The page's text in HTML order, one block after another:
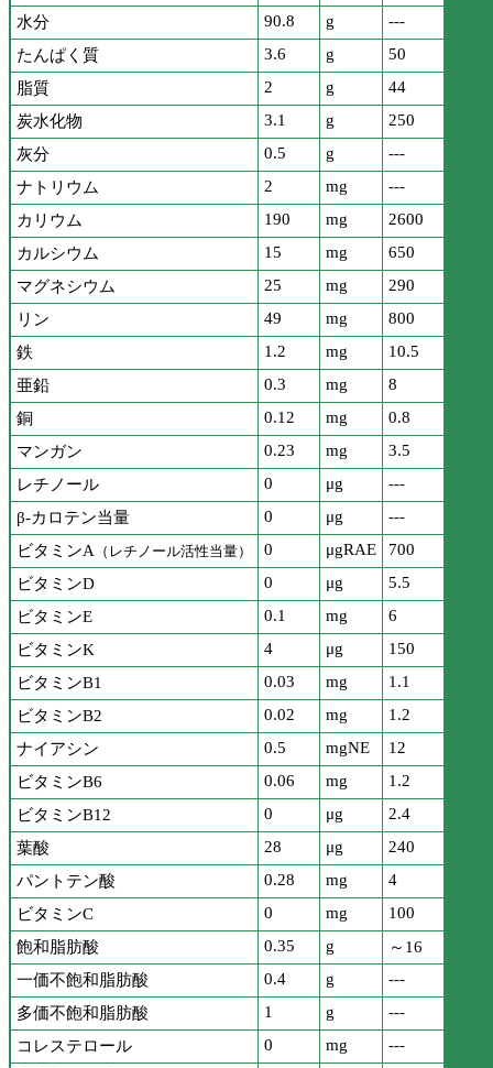
水分
90.8 g
---
たんぱく質
3.6 g
50
脂質
2 g
44
炭水化物
3.1 g
250
灰分
0.5 g
---
ナトリウム
2 mg
---
カリウム
190 mg
2600
カルシウム
15 mg
650
マグネシウム
25 mg
290
リン
49 mg
800
鉄
1.2 mg
10.5
亜鉛
0.3 mg
8
銅
0.12 mg
0.8
マンガン
0.23 mg
3.5
レチノール
0 μg
---
β-カロテン当量
0 μg
---
ビタミンA （レチノール活性当量） 0 μgRAE
700
ビタミンD
0 μg
5.5
ビタミンE
0.1 mg
6
ビタミンK
4 μg
150
ビタミンB1
0.03 mg
1.1
ビタミンB2
0.02 mg
1.2
ナイアシン
0.5 mgNE
12
ビタミンB6
0.06 mg
1.2
ビタミンB12
0 μg
2.4
葉酸
28 μg
240
パントテン酸
0.28 mg
4
ビタミンC
0 mg
100
飽和脂肪酸
0.35 g
～16
一価不飽和脂肪酸
0.4 g
---
多価不飽和脂肪酸
1 g
---
コレステロール
0 mg
---